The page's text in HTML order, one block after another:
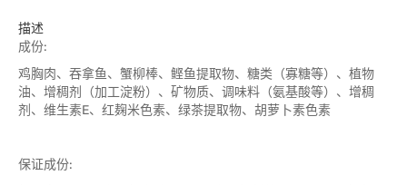
描述
成份:
鸡胸肉、吞拿鱼、蟹柳棒、鲣鱼提取物、糖类（寡糖等）、植物
油、增稠剂（加工淀粉）、矿物质、调味料（氨基酸等）、增稠
剂、维生素E、红麹米色素、绿茶提取物、胡萝卜素色素
保证成份: